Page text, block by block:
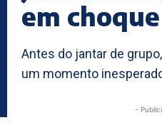
em choque
Antes do jantar de
um momento
-